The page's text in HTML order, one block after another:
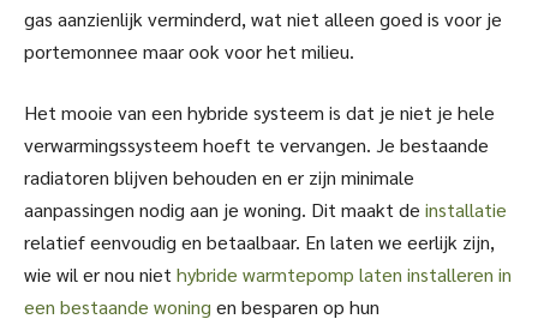
gas aanzienlijk verminderd, wat niet alleen goed is voor je
portemonnee maar ook voor het milieu.
Het mooie van een hybride systeem is dat je niet je hele
verwarmingssysteem hoeft te vervangen. Je bestaande
radiatoren blijven behouden en er zijn minimale
aanpassingen nodig aan je woning. Dit maakt de installatie
relatief eenvoudig en betaalbaar. En laten we eerlijk zijn,
wie wil er nou niet hybride warmtepomp laten installeren in
een bestaande woning en besparen op hun